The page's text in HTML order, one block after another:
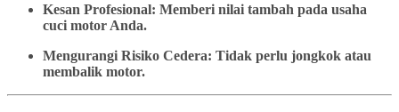
Kesan Profesional: Memberi nilai tambah pada usaha
cuci motor Anda.
Mengurangi Risiko Cedera: Tidak perlu jongkok atau
membalik motor.